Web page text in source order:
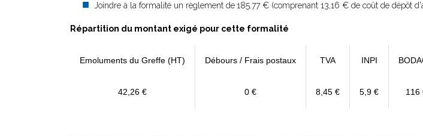
Joindre à la formalité un règlement de185.77 € (comprenant 13,16 € de coût de dépôt
Répartition du montant exigé pour cette formalité
Emoluments du Greffe (HT) Débours / Frais postaux TVA INPI
42,26 € 0 € 8,45 € 5,9 € 116